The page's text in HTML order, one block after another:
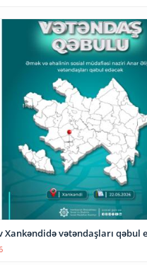
vətəndaşları qəbul